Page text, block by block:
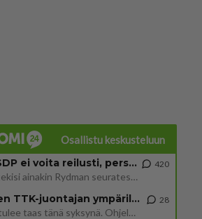
Osallistu keskusteluun
Jos SDP ei voita reilusti, persut kumoavat demokratian Suomesta
Näin tekisi ainakin Rydman seuratessaan idolinsa Trumpin mallia https://www.is.fi/politiikka/art-2000012187244.html
420
Uuden TTK-juontajan ympärillä epätietoisuus sakenee - Nyt MTV hämmentää soppaa
TTK tulee taas tänä syksynä. Ohjelman uudet tähtioppilaat julkistetaan torstaina 6. elokuuta klo 14 alkavassa lehdistö
28